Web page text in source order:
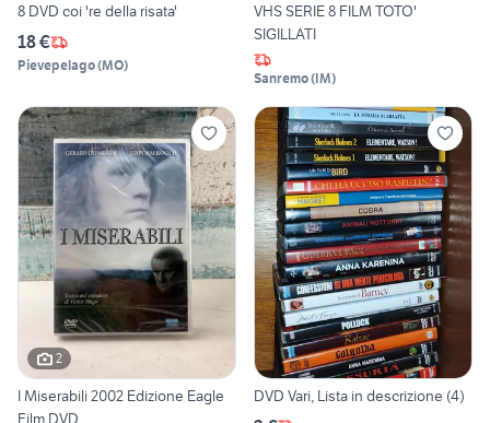
8 DVD coi 're della risata'
18 €
Pievepelago(MO)
VHS SERIE 8 FILM TOTO'
SIGILLATI
Sanremo(IM)
2
I Miserabili 2002 Edizione Eagle
Film DVD
DVD Vari, Lista in descrizione (4)